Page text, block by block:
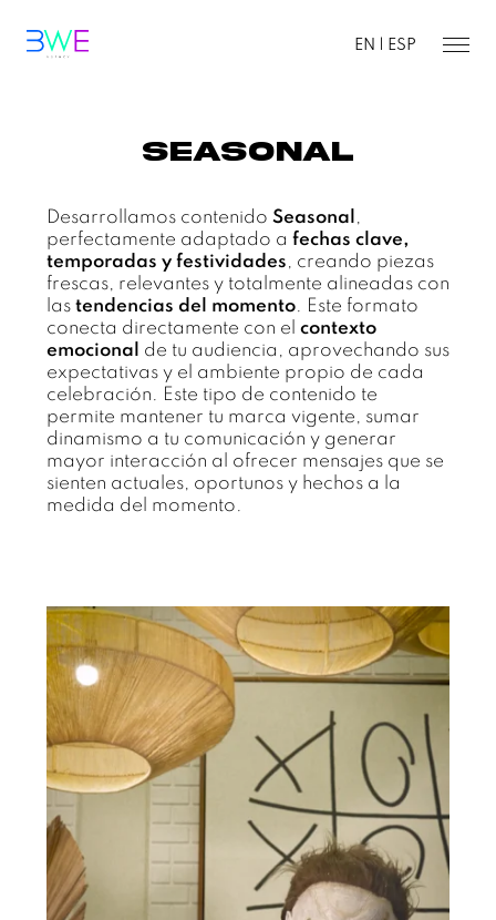
EN | ESP
Seasonal
Desarrollamos contenido Seasonal ,
perfectamente adaptado a fechas clave,
temporadas y festividades, creando piezas
frescas, relevantes y totalmente alineadas con
las tendencias del momento. Este formato
conecta directamente con el contexto
emocional
de tu audiencia, aprovechando sus
expectativas y el ambiente propio de cada
celebración. Este tipo de contenido te
permite mantener tu marca vigente, sumar
dinamismo a tu comunicación y generar
mayor interacción al ofrecer mensajes que se
sienten actuales, oportunos y hechos a la
medida del momento.